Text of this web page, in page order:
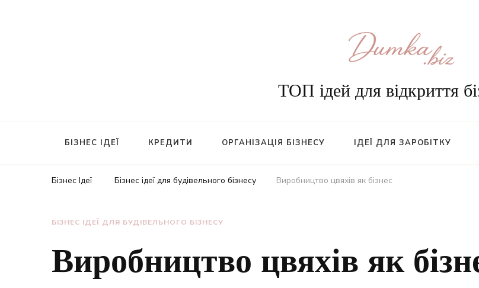
ТОП ідей для відкриття
БІЗНЕС ІДЕЇ КРЕДИТИ ОРГАНІЗАЦІЯ БІЗНЕСУ ІДЕЇ ДЛЯ ЗАРОБІТКУ
Бізнес Ідеї Бізнес ідеї для будівельного бізнесу Виробництво цвяхів як бізнес
БІЗНЕС ІДЕЇ ДЛЯ БУДІВЕЛЬНОГО БІЗНЕСУ
Виробництво цвяхів як